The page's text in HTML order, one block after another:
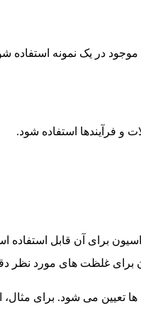
در یک نمونه استفاده
و فرآیندها استفاده شود.
برای آن قابل استفاده
برای غلظت های مورد نظر
تعیین می شود. برای مثال،